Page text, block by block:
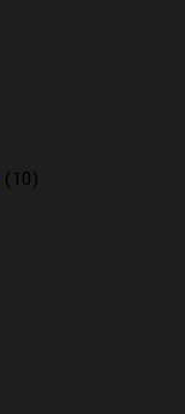
(10)